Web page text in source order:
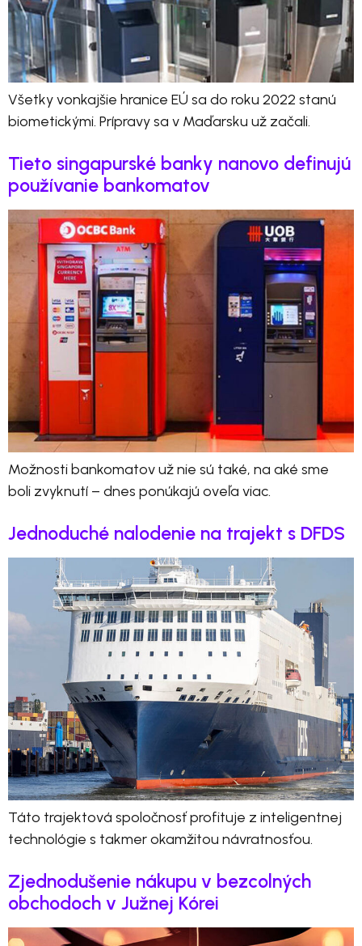
Všetky vonkajšie hranice EÚ sa do roku 2022 stanú
biometickými. Prípravy sa v Maďarsku už začali.
Tieto singapurské banky nanovo definujú
používanie bankomatov
Možnosti bankomatov už nie sú také, na aké sme
boli zvyknutí – dnes ponúkajú oveľa viac.
Jednoduché nalodenie na trajekt s DFDS
Táto trajektová spoločnosť profituje z inteligentnej
technológie s takmer okamžitou návratnosťou.
Zjednodušenie nákupu v bezcolných
obchodoch v Južnej Kórei